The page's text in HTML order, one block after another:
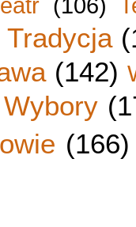
Teatr (106)
Tradycja
(142)
Wybory
(166)